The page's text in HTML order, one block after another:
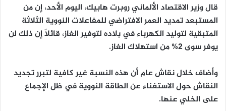
قال وزير الاقتصاد الألماني روبرت هابيك، اليوم الأحد، إن من
المستبعد تمديد العمر الافتراضي للمفاعلات النووية الثلاثة
المتبقية لتوليد الكهرباء في بلاده لتوفير الغاز، قائلاً إن ذلك لن
يوفر سوى 2% من استهلاك الغاز.
وأضاف خلال نقاش عام أن هذه النسبة غير كافية لتبرر تجديد
النقاش حول الاستغناء عن الطاقة النووية في ظل الإجماع
على الخلي عنها.